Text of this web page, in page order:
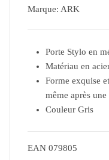
Marque: ARK
Porte Stylo en
Matériau en
Forme exquise
même après
Couleur Gris
EAN 079805